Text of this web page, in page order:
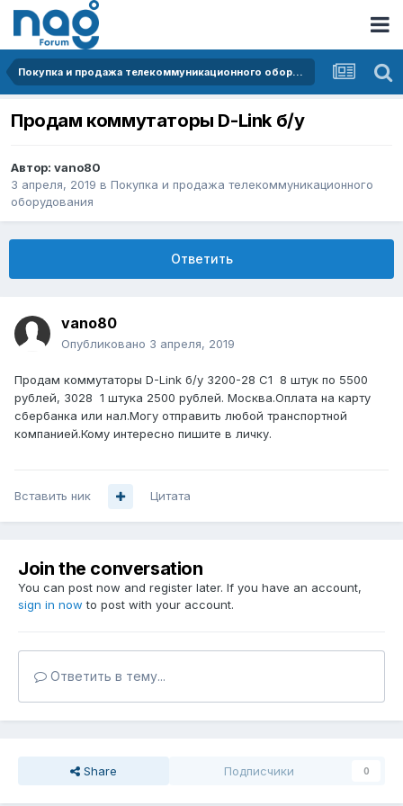
Покупка и продажа телекоммуникационного оборудования
Продам коммутаторы D-Link б/у
Автор: vano80
3 апреля, 2019 в Покупка и продажа телекоммуникационного
оборудования
Ответить
vano80
Опубликовано 3 апреля, 2019
Продам коммутаторы D-Link б/у 3200-28 С1 8 штук по 5500
рублей, 3028 1 штука 2500 рублей. Москва.Оплата на карту
сбербанка или нал.Могу отправить любой транспортной
компанией.Кому интересно пишите в личку.
Вставить ник Цитата
Join the conversation
You can post now and register later. If you have an account,
sign in now to post with your account.
Ответить в тему...
Share Подписчики 0